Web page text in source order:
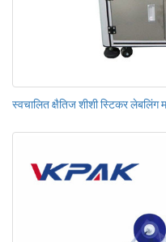
स्वचालित क्षैतिज शीशी स्टिकर लेबलिंग